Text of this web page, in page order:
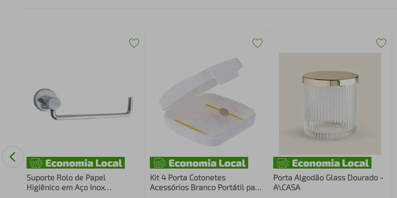
Suporte Rolo de Papel
Higiênico em Aço Inox
Kit 4 Porta Cotonetes
Acessórios Branco Portátil para
Porta Algodão Glass Dourado -
A\CASA